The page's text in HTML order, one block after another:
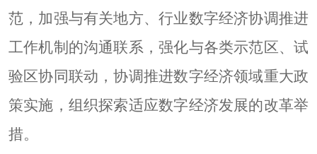
范，加强与有关地方、行业数字经济协调推进
工作机制的沟通联系，强化与各类示范区、试
验区协同联动，协调推进数字经济领域重大政
策实施，组织探索适应数字经济发展的改革举
措。